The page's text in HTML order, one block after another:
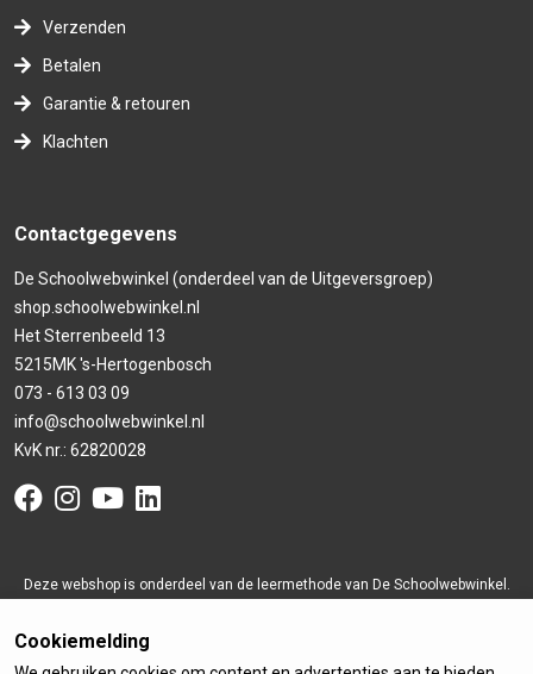
Verzenden
Betalen
Garantie & retouren
Klachten
Contactgegevens
De Schoolwebwinkel (onderdeel van de Uitgeversgroep)
shop.schoolwebwinkel.nl
Het Sterrenbeeld 13
5215MK 's-Hertogenbosch
073 - 613 03 09
info@schoolwebwinkel.nl
KvK nr.: 62820028
Deze webshop is onderdeel van de leermethode van De Schoolwebwinkel.
identiteit te raadplegen in artikel 2 van de algemene voorwaarden.
Algemene voorwaarden|Privacy|Copyright| Alle genoemde prijzen zijn
Cookiemelding